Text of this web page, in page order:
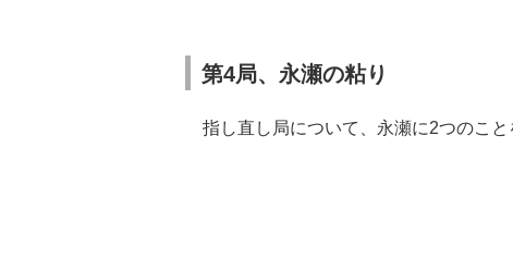
第4局、永瀬の粘り
指し直し局について、永瀬に2つのこと